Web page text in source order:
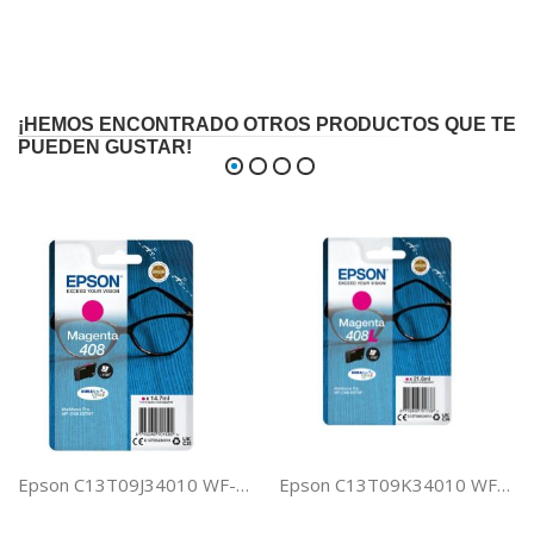
¡HEMOS ENCONTRADO OTROS PRODUCTOS QUE TE
PUEDEN GUSTAR!
Epson C13T09J34010 WF-4810 MAGENTA 408 DBRITE ULTRA Epson C13T09K34010 WF-4810 MGNT 408L DURABRITE ULTRA